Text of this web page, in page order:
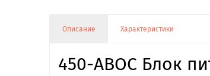
Описание Характеристики
450-ABOC Блок